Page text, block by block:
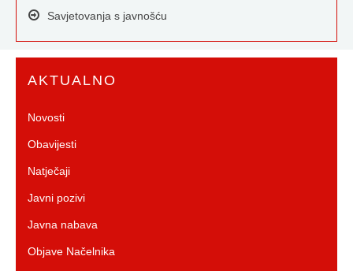
Savjetovanja s javnošću
AKTUALNO
Novosti
Obavijesti
Natječaji
Javni pozivi
Javna nabava
Objave Načelnika